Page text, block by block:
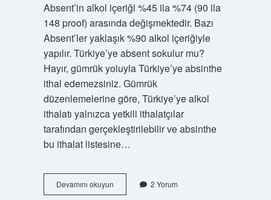
Absent’in alkol içeriği %45 ila %74 (90 ila
148 proof) arasında değişmektedir. Bazı
Absent’ler yaklaşık %90 alkol içeriğiyle
yapılır. Türkiye’ye absent sokulur mu?
Hayır, gümrük yoluyla Türkiye’ye absinthe
ithal edemezsiniz. Gümrük
düzenlemelerine göre, Türkiye’ye alkol
ithalatı yalnızca yetkili ithalatçılar
tarafından gerçekleştirilebilir ve absinthe
bu ithalat listesine…
Devamını okuyunAbsent
Hangi
2 Yorum